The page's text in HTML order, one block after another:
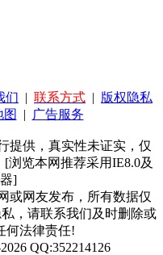
们 | 联系方式 | 版权隐私
图 | 广告服务
提供，真实性未证实，仅
浏览本网推荐采用IE8.0及
]
或网友发布，所有数据仅
，请联系我们及时删除或
何法律责任!
QQ:352214126